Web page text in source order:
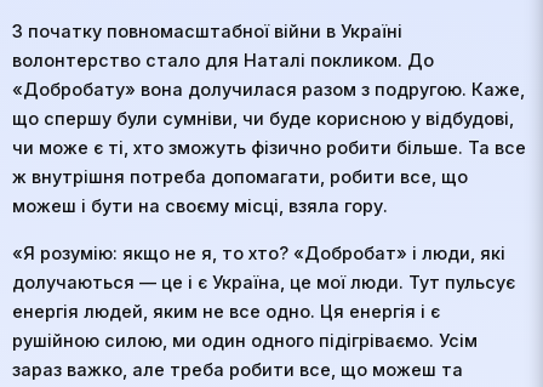
З початку повномасштабної війни в Україні
волонтерство стало для Наталі покликом. До
«Добробату» вона долучилася разом з подругою. Каже,
що спершу були сумніви, чи буде корисною у відбудові,
чи може є ті, хто зможуть фізично робити більше. Та все
ж внутрішня потреба допомагати, робити все, що
можеш і бути на своєму місці, взяла гору.
«Я розумію: якщо не я, то хто? «Добробат» і люди, які
долучаються — це і є Україна, це мої люди. Тут пульсує
енергія людей, яким не все одно. Ця енергія і є
рушійною силою, ми один одного підігріваємо. Усім
зараз важко, але треба робити все, що можеш та